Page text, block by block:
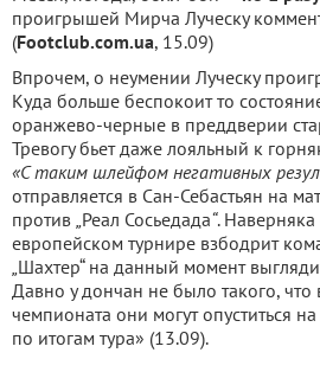
проигрышей Мирча Луческу
(Footclub.com.ua, 15.09)
Впрочем, о неумении Луческу
Куда больше беспокоит то
оранжево-черные в преддверии
Тревогу бьет даже лояльный к
«С таким шлейфом негативных
отправляется в Сан-Себастьян на
против „Реал Сосьедада“. Наверняка
европейском турнире взбодрит
„Шахтер“ на данный момент
Давно у дончан не было такого, что
чемпионата они могут опуститься
по итогам тура» (13.09).